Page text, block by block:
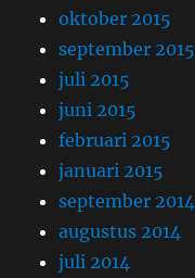
oktober 2015
september 2015
juli 2015
juni 2015
februari 2015
januari 2015
september 2014
augustus 2014
juli 2014